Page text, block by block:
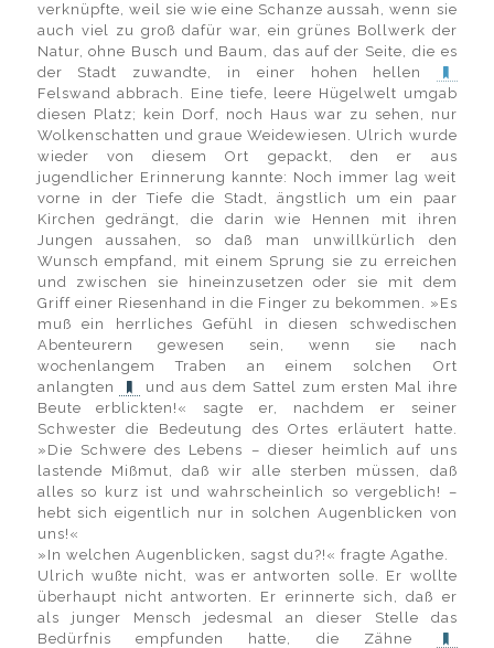
verknüpfte, weil sie wie eine Schanze aussah, wenn sie
auch viel zu groß dafür war, ein grünes Bollwerk der
Natur, ohne Busch und Baum, das auf der Seite, die es
der Stadt zuwandte, in einer hohen hellen
Felswand abbrach. Eine tiefe, leere Hügelwelt umgab
diesen Platz; kein Dorf, noch Haus war zu sehen, nur
Wolkenschatten und graue Weidewiesen. Ulrich wurde
wieder von diesem Ort gepackt, den er aus
jugendlicher Erinnerung kannte: Noch immer lag weit
vorne in der Tiefe die Stadt, ängstlich um ein paar
Kirchen gedrängt, die darin wie Hennen mit ihren
Jungen aussahen, so daß man unwillkürlich den
Wunsch empfand, mit einem Sprung sie zu erreichen
und zwischen sie hineinzusetzen oder sie mit dem
Griff einer Riesenhand in die Finger zu bekommen. »Es
muß ein herrliches Gefühl in diesen schwedischen
Abenteurern gewesen sein, wenn sie nach
wochenlangem Traben an einem solchen Ort
anlangten
und aus dem Sattel zum ersten Mal ihre
Beute erblickten!« sagte er, nachdem er seiner
Schwester die Bedeutung des Ortes erläutert hatte.
»Die Schwere des Lebens – dieser heimlich auf uns
lastende Mißmut, daß wir alle sterben müssen, daß
alles so kurz ist und wahrscheinlich so vergeblich! –
hebt sich eigentlich nur in solchen Augenblicken von
uns!«
»In welchen Augenblicken, sagst du?!« fragte Agathe.
Ulrich wußte nicht, was er antworten solle. Er wollte
überhaupt nicht antworten. Er erinnerte sich, daß er
als junger Mensch jedesmal an dieser Stelle das
Bedürfnis empfunden hatte, die Zähne